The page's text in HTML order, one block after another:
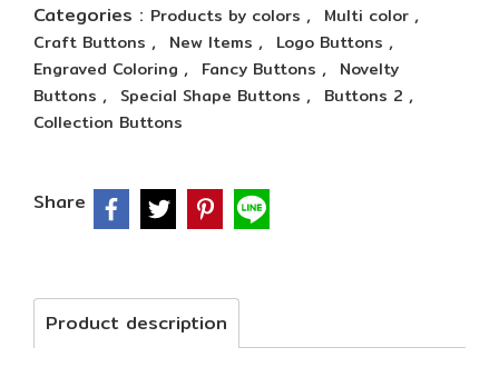
Categories : Products by colors , Multi color ,
Craft Buttons , New Items , Logo Buttons ,
Engraved Coloring , Fancy Buttons , Novelty
Buttons , Special Shape Buttons , Buttons 2 ,
Collection Buttons
Share
Product description